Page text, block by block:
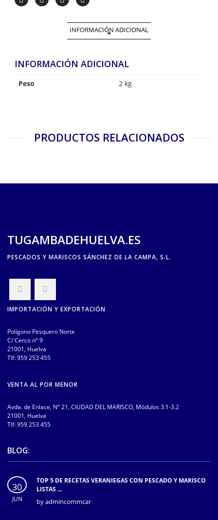
INFORMACIÓN ADICIONAL
INFORMACIÓN ADICIONAL
Peso 2 kg
PRODUCTOS RELACIONADOS
TUGAMBADEHUELVA.ES
PESCADOS Y MARISCOS SÁNCHEZ DE LA CAMPA, S.L.
IMPORTACIÓN Y EXPORTACIÓN
Polígono Pesquero Norte
C/ Cerco nº 9
21001, Huelva
Tlf:959 253 455
VENTA AL POR MENOR
Avda. de Enlace, Nº 21, CIUDAD DEL MARISCO, Módulos 3.1-3.2
21001, Huelva
Tlf:959 253 455
BLOG:
30
JUN
TOP 5 DE RECETAS VERANIEGAS CON PESCADO Y MARISCO
LISTAS ...
byadmincommcar